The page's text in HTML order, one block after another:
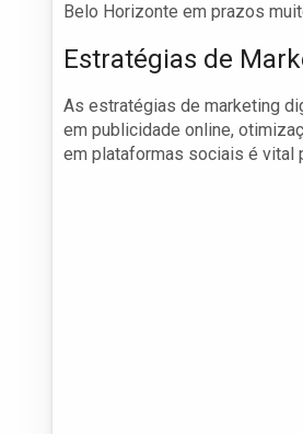
Belo Horizonte em prazos
Estratégias de
As estratégias de marketing
em publicidade online,
em plataformas sociais é vital